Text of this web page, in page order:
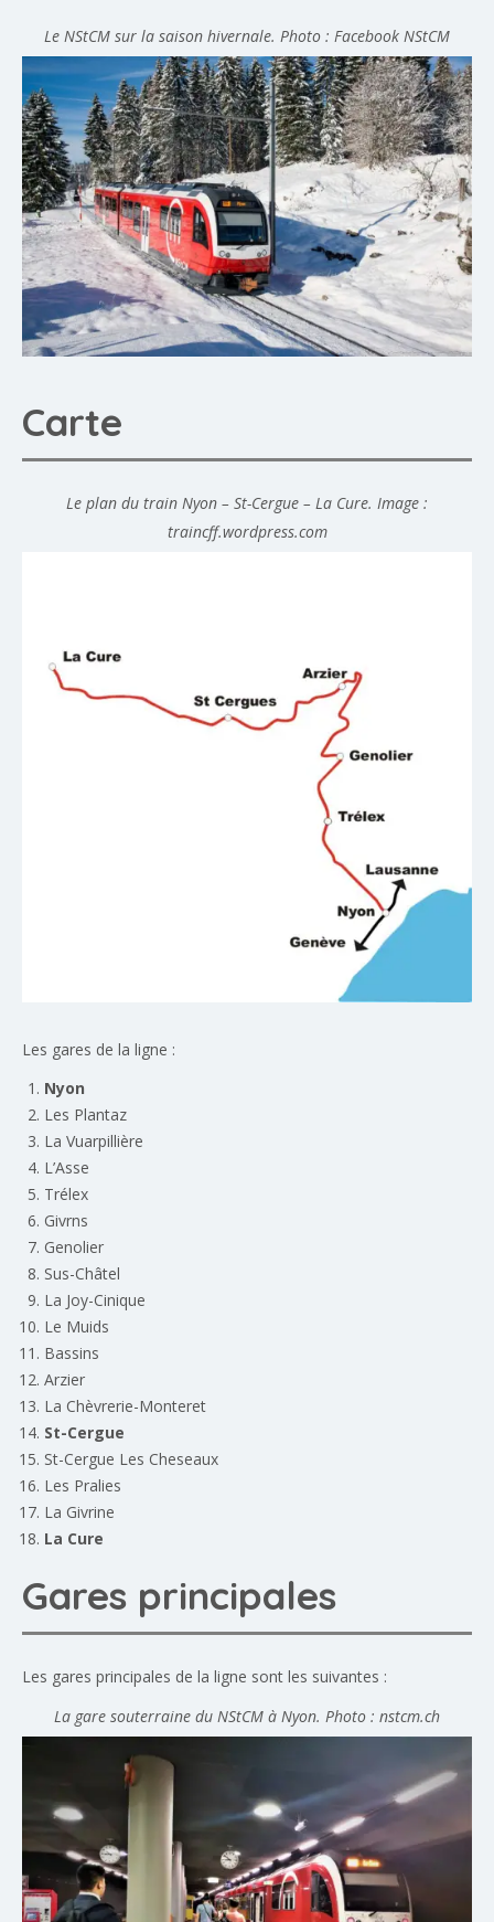
Le NStCM sur la saison hivernale. Photo : Facebook NStCM
Carte
Le plan du train Nyon – St-Cergue – La Cure. Image :
traincff.wordpress.com
Les gares de la ligne :
Nyon
Les Plantaz
La Vuarpillière
L’Asse
Trélex
Givrns
Genolier
Sus-Châtel
La Joy-Cinique
Le Muids
Bassins
Arzier
La Chèvrerie-Monteret
St-Cergue
St-Cergue Les Cheseaux
Les Pralies
La Givrine
La Cure
Gares principales
Les gares principales de la ligne sont les suivantes :
La gare souterraine du NStCM à Nyon. Photo : nstcm.ch